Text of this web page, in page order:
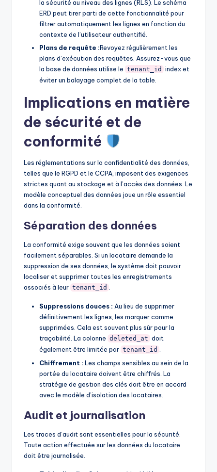
la sécurité au niveau des lignes (RLS). Le schéma
ERD peut tirer parti de cette fonctionnalité pour
filtrer automatiquement les lignes en fonction du
contexte de l’utilisateur authentifié.
Plans de requête :Revoyez régulièrement les
plans d’exécution des requêtes. Assurez-vous que
la base de données utilise le tenant_id index et
éviter un balayage complet de la table.
Implications en matière
de sécurité et de
conformité
Les réglementations sur la confidentialité des données,
telles que le RGPD et le CCPA, imposent des exigences
strictes quant au stockage et à l’accès des données. Le
modèle conceptuel des données joue un rôle essentiel
dans la conformité.
Séparation des données
La conformité exige souvent que les données soient
facilement séparables. Si un locataire demande la
suppression de ses données, le système doit pouvoir
localiser et supprimer toutes les enregistrements
associés à leur tenant_id .
Suppressions douces : Au lieu de supprimer
définitivement les lignes, les marquer comme
supprimées. Cela est souvent plus sûr pour la
traçabilité. La colonne deleted_at doit
également être limitée par tenant_id .
Chiffrement : Les champs sensibles au sein de la
portée du locataire doivent être chiffrés. La
stratégie de gestion des clés doit être en accord
avec le modèle d’isolation des locataires.
Audit et journalisation
Les traces d’audit sont essentielles pour la sécurité.
Toute action effectuée sur les données du locataire
doit être journalisée.